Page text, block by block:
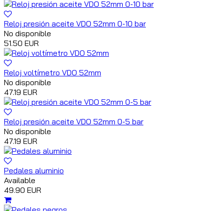
Reloj presión aceite VDO 52mm 0-10 bar
No disponible
51.50 EUR
Reloj voltímetro VDO 52mm
No disponible
47.19 EUR
Reloj presión aceite VDO 52mm 0-5 bar
No disponible
47.19 EUR
Pedales aluminio
Available
49.90 EUR